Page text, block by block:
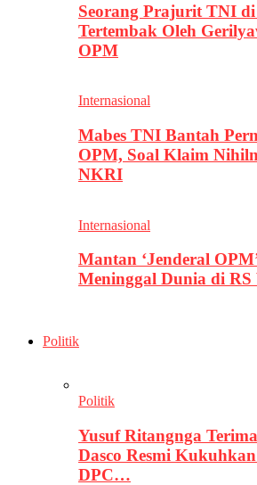
Seorang Prajurit TNI
Tertembak Oleh
OPM
Internasional
Mabes TNI Bantah
OPM, Soal Klaim
NKRI
Internasional
Mantan ‘Jenderal
Meninggal Dunia di
Politik
Politik
Yusuf Ritangnga
Dasco Resmi
DPC…